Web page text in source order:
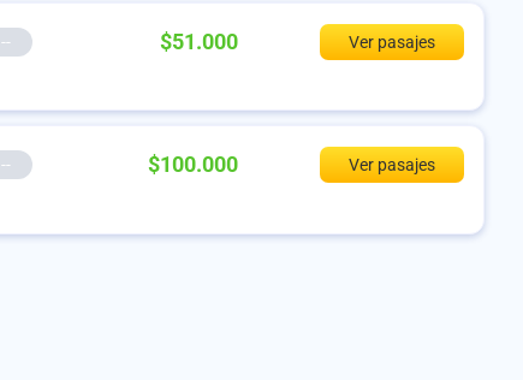
-- $51.000
Ver pasajes
-- $100.000
Ver pasajes